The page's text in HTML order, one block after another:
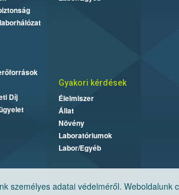
személyes adatai védelméről. Weboldalunk
Díj
Gyakori kérdések
Élelmiszer
Állat
Növény
Laboratóriumok
Labor/Egyéb